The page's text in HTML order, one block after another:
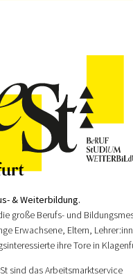
& Weiterbildung.
große Berufs- und
Erwachsene, Eltern,
ihre Tore in
sind das Arbeitsmarktservice